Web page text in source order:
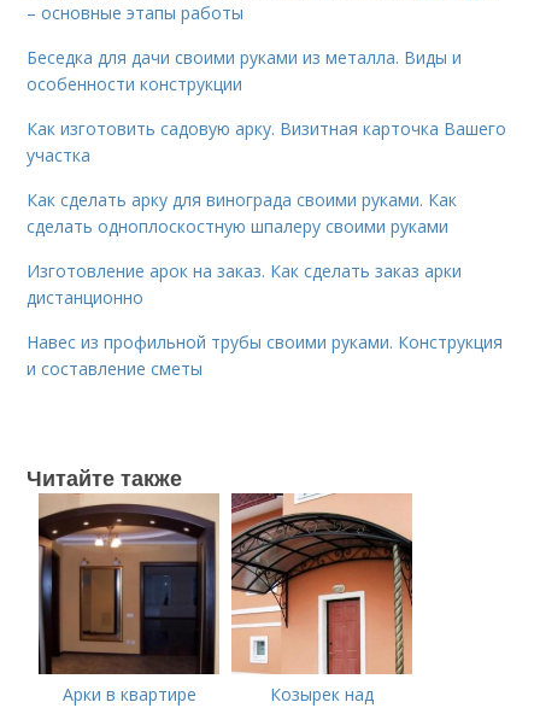
– основные этапы работы
Беседка для дачи своими руками из металла. Виды и
особенности конструкции
Как изготовить садовую арку. Визитная карточка Вашего
участка
Как сделать арку для винограда своими руками. Как
сделать одноплоскостную шпалеру своими руками
Изготовление арок на заказ. Как сделать заказ арки
дистанционно
Навес из профильной трубы своими руками. Конструкция
и составление сметы
Читайте также
Арки в квартире
Козырек над